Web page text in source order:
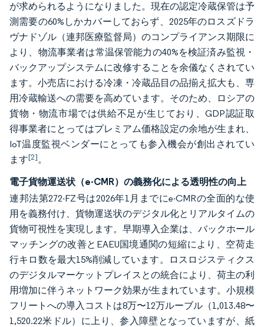
が求められるようになりました。現在の認定冷蔵保管は予
測需要の60%しかカバーしておらず、2025年のロスズドラ
ヴナドゾル（連邦医療監督局）のコンプライアンス期限に
より、物流事業者は常温保管能力の40%を検証済み監視・
バックアップシステムに改修することを余儀なくされてい
ます。小売店における冷凍・冷蔵品目の品揃え拡大も、専
用冷蔵輸送への需要を高めています。そのため、ロシアの
貨物・物流市場では供給不足が生じており、GDP認証取
得事業者にとってはプレミアム価格設定の余地が生まれ、
IoT温度監視ベンダーにとっても参入機会が創出されてい
ます[2]。
電子貨物運送状（e-CMR）の義務化による透明性の向上
連邦法第272-FZ号は2026年1月までにe-CMRの全面的な使
用を義務付け、貨物運送状のデジタル化とリアルタイムの
貨物可視性を実現します。早期導入企業は、バックホール
マッチングの改善とEAEU国境通関の短縮により、空荷走
行キロ数を最大15%削減しています。ロスロジスティクス
のデジタルマーケットプレイスとの統合により、荷主の利
用増加に伴うネットワーク効果が生まれています。小規模
フリートへの導入コストは8万〜12万ルーブル（1,013.48〜
1,520.22米ドル）に上り、参入障壁となっていますが、紙